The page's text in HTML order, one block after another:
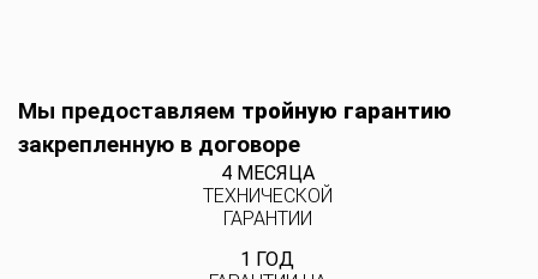
Мы предоставляем тройную гарантию
закрепленную в договоре
4 МЕСЯЦА
ТЕХНИЧЕСКОЙ
ГАРАНТИИ
1 ГОД